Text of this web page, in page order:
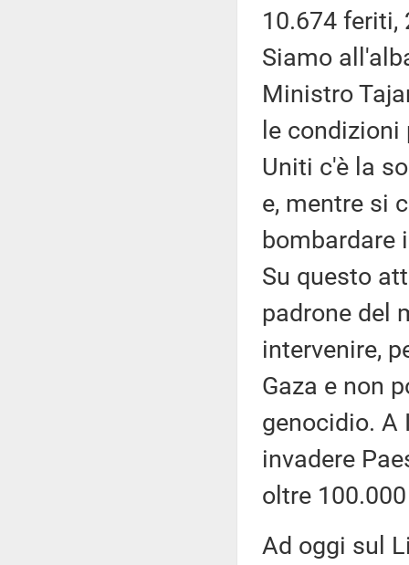
10.674
Siamo
Ministro
le
Uniti c'è la
e, mentre si
bombardare
Su questo
padrone del
intervenire,
Gaza e non
genocidio. A
invadere
oltre
Ad oggi sul